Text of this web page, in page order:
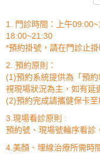
1. 門診時間：上午
18:00~21:30
*預約掛號，請在門診止掛
2. 預約原則：
(1)預約系統提供為「預
視現場狀況為主，如有延
(2)預約完成請攜健保卡
3.現場看診原則 :
預約號、現場號輪序看診
4.美顏、埋線治療所需時